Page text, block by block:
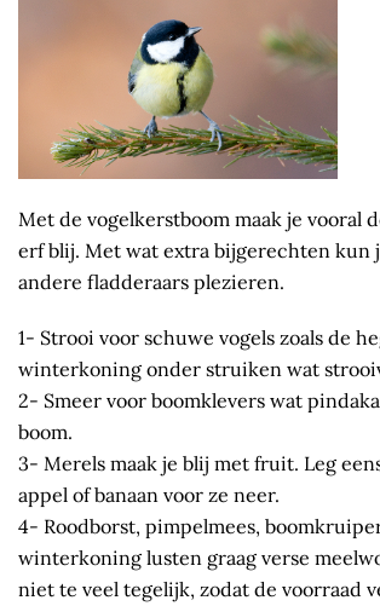
Met de vogelkerstboom maak je vooral
erf blij. Met wat extra bijgerechten kun
andere fladderaars plezieren.
1- Strooi voor schuwe vogels zoals de
winterkoning onder struiken wat
2- Smeer voor boomklevers wat
boom.
3- Merels maak je blij met fruit. Leg
appel of banaan voor ze neer.
4- Roodborst, pimpelmees,
winterkoning lusten graag verse
niet te veel tegelijk, zodat de voorraad